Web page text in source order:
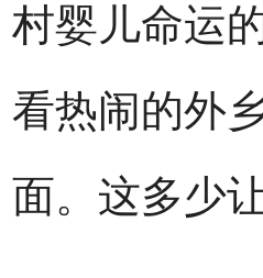
村婴儿命运
看热闹的外
面。这多少